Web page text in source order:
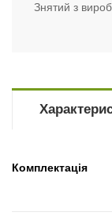
Знятий з
Комплектація